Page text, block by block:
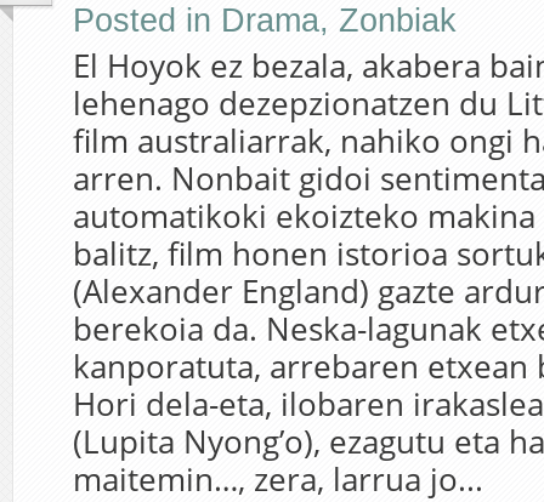
Posted in Drama, Zonbiak
El Hoyok ez bezala, akabera
lehenago dezepzionatzen du
film australiarrak, nahiko ongi
arren. Nonbait gidoi
automatikoki ekoizteko
balitz, film honen istorioa
(Alexander England) gazte
berekoia da. Neska-lagunak
kanporatuta, arrebaren etxean
Hori dela-eta, ilobaren
(Lupita Nyong’o), ezagutu eta
maitemin…, zera, larrua jo...